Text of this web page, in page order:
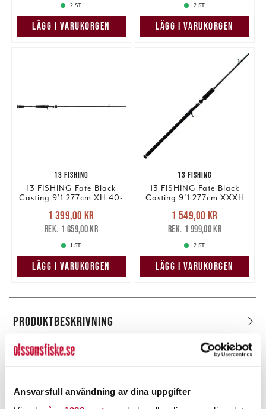
Ansvarsfull användning av dina uppgifter
2 ST
LÄGG I VARUKORGEN
2 ST
LÄGG I VARUKORGEN
13 FISHING
13 FISHING Fate Black
Casting 9'1 277cm XH 40-
Nuvarande pris
1 399,00 krTidigare pris
1 659,00 kr
1 399,00 kr
1 659,00 kr
1 ST
LÄGG I VARUKORGEN
13 FISHING
13 FISHING Fate Black
Casting 9'1 277cm XXXH
Nuvarande pris
1 549,00 krTidigare pris
1 999,00 kr
1 549,00 kr
1 999,00 kr
2 ST
LÄGG I VARUKORGEN
PRODUKTBESKRIVNING
POPULÄRT JUST NU